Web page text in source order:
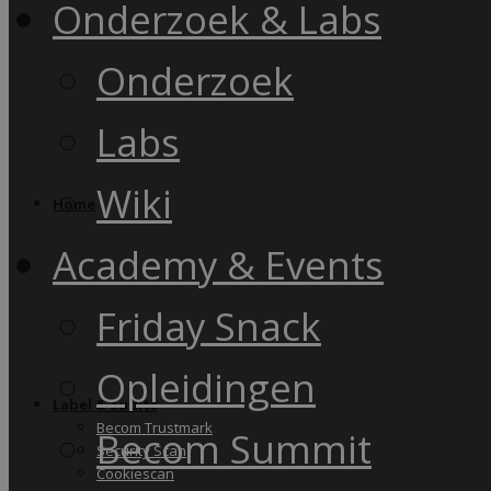
Label & audits
Becom Trustmark
Security Scan
Cookiescan
Onderzoek & Labs
Onderzoek
Labs
Wiki
Academy & Events
Friday Snack
Opleidingen
Becom Summit